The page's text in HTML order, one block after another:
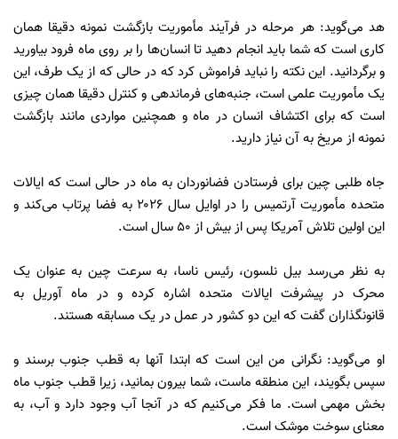
هد می‌گوید: هر مرحله در فرآیند مأموریت بازگشت نمونه دقیقا همان
کاری است که شما باید انجام دهید تا انسان‌ها را بر روی ماه فرود بیاورید
و برگردانید. این نکته را نباید فراموش کرد که در حالی که از یک طرف، این
یک مأموریت علمی است، جنبه‌های فرماندهی و کنترل دقیقا همان چیزی
است که برای اکتشاف انسان در ماه و همچنین مواردی مانند بازگشت
نمونه از مریخ به آن نیاز دارید.
جاه طلبی چین برای فرستادن فضانوردان به ماه در حالی است که ایالات
متحده مأموریت آرتمیس را در اوایل سال ۲۰۲۶ به فضا پرتاب می‌کند و
این اولین تلاش آمریکا پس از بیش از ۵۰ سال است.
به نظر می‌رسد بیل نلسون، رئیس ناسا، به سرعت چین به عنوان یک
محرک در پیشرفت ایالات متحده اشاره کرده و در ماه آوریل به
قانونگذاران گفت که این دو کشور در عمل در یک مسابقه هستند.
او می‌گوید: نگرانی من این است که ابتدا آنها به قطب جنوب برسند و
سپس بگویند، این منطقه ماست، شما بیرون بمانید، زیرا قطب جنوب ماه
بخش مهمی است. ما فکر می‌کنیم که در آنجا آب وجود دارد و آب، به
معنای سوخت موشک است.